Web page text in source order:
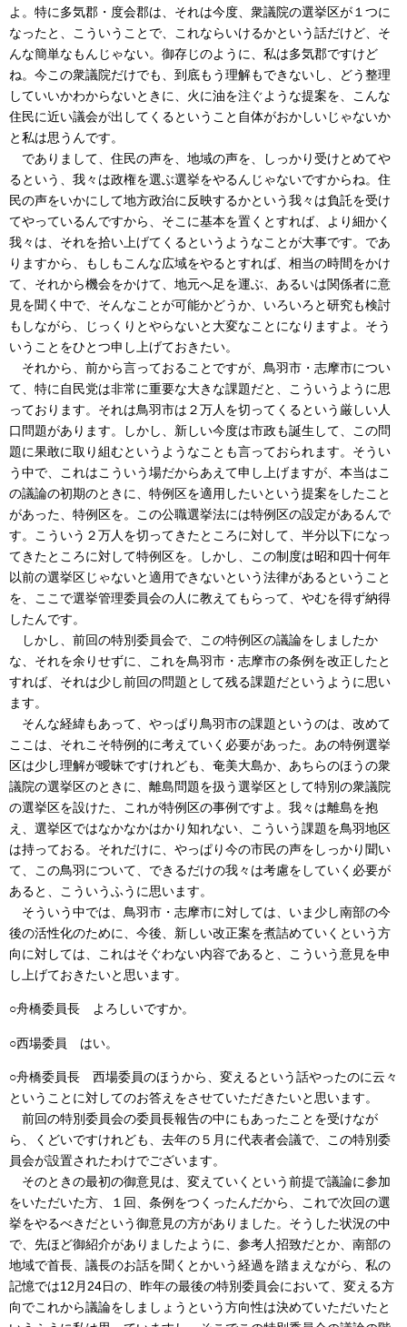
よ。特に多気郡・度会郡は、それは今度、衆議院の選挙区が１つに
なったと、こういうことで、これならいけるかという話だけど、そ
んな簡単なもんじゃない。御存じのように、私は多気郡ですけど
ね。今この衆議院だけでも、到底もう理解もできないし、どう整理
していいかわからないときに、火に油を注ぐような提案を、こんな
住民に近い議会が出してくるということ自体がおかしいじゃないか
と私は思うんです。
でありまして、住民の声を、地域の声を、しっかり受けとめてや
るという、我々は政権を選ぶ選挙をやるんじゃないですからね。住
民の声をいかにして地方政治に反映するかという我々は負託を受け
てやっているんですから、そこに基本を置くとすれば、より細かく
我々は、それを拾い上げてくるというようなことが大事です。であ
りますから、もしもこんな広域をやるとすれば、相当の時間をかけ
て、それから機会をかけて、地元へ足を運ぶ、あるいは関係者に意
見を聞く中で、そんなことが可能かどうか、いろいろと研究も検討
もしながら、じっくりとやらないと大変なことになりますよ。そう
いうことをひとつ申し上げておきたい。
それから、前から言っておることですが、鳥羽市・志摩市につい
て、特に自民党は非常に重要な大きな課題だと、こういうように思
っております。それは鳥羽市は２万人を切ってくるという厳しい人
口問題があります。しかし、新しい今度は市政も誕生して、この問
題に果敢に取り組むというようなことも言っておられます。そうい
う中で、これはこういう場だからあえて申し上げますが、本当はこ
の議論の初期のときに、特例区を適用したいという提案をしたこと
があった、特例区を。この公職選挙法には特例区の設定があるんで
す。こういう２万人を切ってきたところに対して、半分以下になっ
てきたところに対して特例区を。しかし、この制度は昭和四十何年
以前の選挙区じゃないと適用できないという法律があるということ
を、ここで選挙管理委員会の人に教えてもらって、やむを得ず納得
したんです。
しかし、前回の特別委員会で、この特例区の議論をしましたか
な、それを余りせずに、これを鳥羽市・志摩市の条例を改正したと
すれば、それは少し前回の問題として残る課題だというように思い
ます。
そんな経緯もあって、やっぱり鳥羽市の課題というのは、改めて
ここは、それこそ特例的に考えていく必要があった。あの特例選挙
区は少し理解が曖昧ですけれども、奄美大島か、あちらのほうの衆
議院の選挙区のときに、離島問題を扱う選挙区として特別の衆議院
の選挙区を設けた、これが特例区の事例ですよ。我々は離島を抱
え、選挙区ではなかなかはかり知れない、こういう課題を鳥羽地区
は持っておる。それだけに、やっぱり今の市民の声をしっかり聞い
て、この鳥羽について、できるだけの我々は考慮をしていく必要が
あると、こういうふうに思います。
そういう中では、鳥羽市・志摩市に対しては、いま少し南部の今
後の活性化のために、今後、新しい改正案を煮詰めていくという方
向に対しては、これはそぐわない内容であると、こういう意見を申
し上げておきたいと思います。
○舟橋委員長 よろしいですか。
○西場委員 はい。
○舟橋委員長 西場委員のほうから、変えるという話やったのに云々
ということに対してのお答えをさせていただきたいと思います。
前回の特別委員会の委員長報告の中にもあったことを受けなが
ら、くどいですけれども、去年の５月に代表者会議で、この特別委
員会が設置されたわけでございます。
そのときの最初の御意見は、変えていくという前提で議論に参加
をいただいた方、１回、条例をつくったんだから、これで次回の選
挙をやるべきだという御意見の方がありました。そうした状況の中
で、先ほど御紹介がありましたように、参考人招致だとか、南部の
地域で首長、議長のお話を聞くとかいう経過を踏まえながら、私の
記憶では12月24日の、昨年の最後の特別委員会において、変える方
向でこれから議論をしましょうという方向性は決めていただいたと